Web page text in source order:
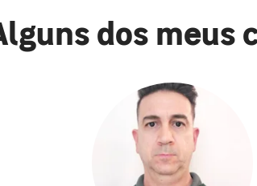
dos meus